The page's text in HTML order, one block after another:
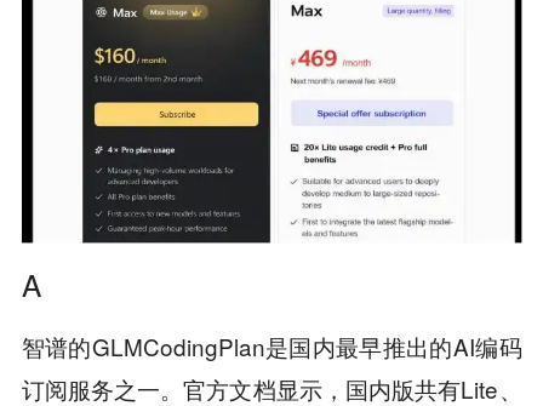
A
智谱的GLMCodingPlan是国内最早推出的AI编码
订阅服务之一。官方文档显示，国内版共有Lite、